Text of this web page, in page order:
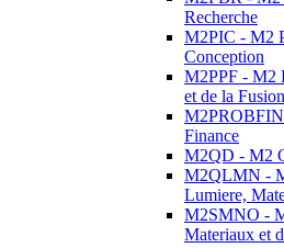
Recherche
M2PIC - M2
Conception
M2PPF - M2
et de la Fusion
M2PROBFIN
Finance
M2QD - M2
M2QLMN -
Lumiere,
M2SMNO -
Materiaux et